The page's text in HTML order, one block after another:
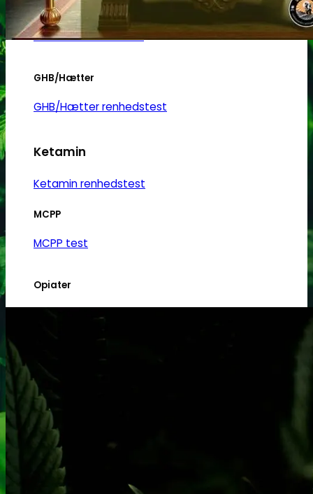
Benzodiazepiner
Benzoer renhedstest
GHB/Hætter
GHB/Hætter renhedstest
Ketamin
Ketamin renhedstest
MCPP
MCPP test
Opiater
Opiater renhedstest
THC test
Cannabinoider test
Robadope
Robadope tests